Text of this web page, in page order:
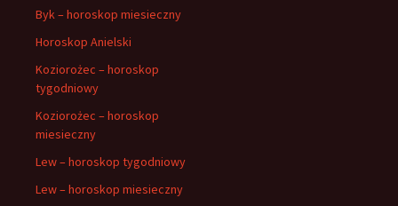
Byk – horoskop miesieczny
Horoskop Anielski
Koziorożec – horoskop
tygodniowy
Koziorożec – horoskop
miesieczny
Lew – horoskop tygodniowy
Lew – horoskop miesieczny